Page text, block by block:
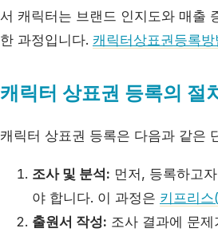
서 캐릭터는 브랜드 인지도와 매출
한 과정입니다. 캐릭터상표권등록방
캐릭터 상표권 등록의 절
캐릭터 상표권 등록은 다음과 같은
조사 및 분석: 먼저, 등록하고
야 합니다. 이 과정은 키프리스
출원서 작성: 조사 결과에 문